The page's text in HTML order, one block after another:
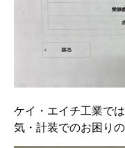
ケイ・エイチ工業で
気・計装でのお困り